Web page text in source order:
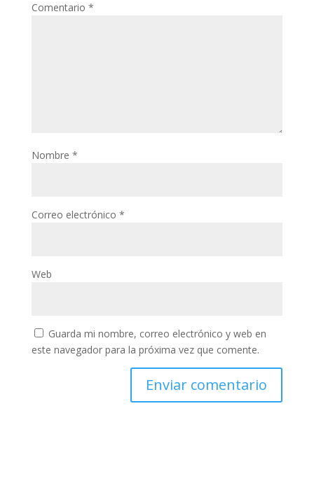
Comentario *
Nombre *
Correo electrónico *
Web
Guarda mi nombre, correo electrónico y web en
este navegador para la próxima vez que comente.